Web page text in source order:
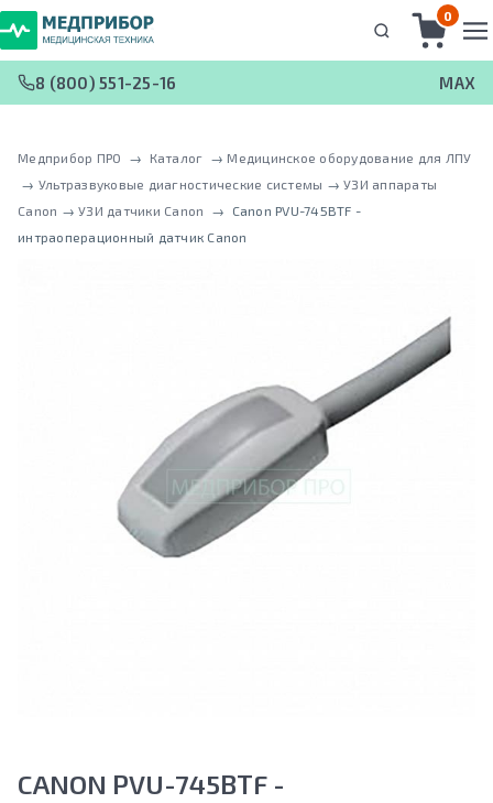
0
8 (800) 551-25-16 MAX
Медприбор ПРО → Каталог → Медицинское оборудование для ЛПУ
→ Ультразвуковые диагностические системы → УЗИ аппараты
Canon → УЗИ датчики Canon →
Canon PVU-745ВТF -
интраоперационный датчик Canon
CANON PVU-745ВТF -